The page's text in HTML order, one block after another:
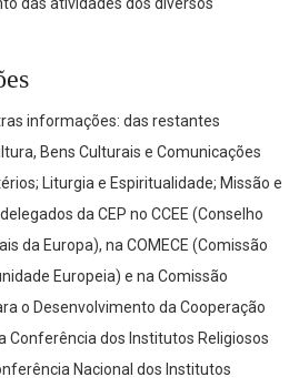
informações: das restantes
Bens Culturais e Comunicações
Liturgia e Espiritualidade; Missão e
da CEP no CCEE (Conselho
da Europa), na COMECE (Comissão
Europeia) e na Comissão
o Desenvolvimento da Cooperação
Conferência dos Institutos Religiosos
Nacional dos Institutos